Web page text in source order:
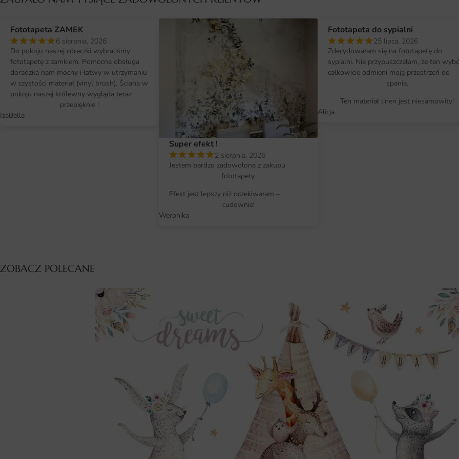
Wymiary na miarę i łatwy montaż
Fototapeta Bajkowy Róż
dopasujesz dokładnie do ściany.
dostosujemy kadr tak, aby
Montaż jest intuicyjny i nie
jest w pasach z naddatkiem oraz
ścianie przebiega sprawnie.
Decydując się na fototapetę
charakter wnętrza i podnosi jego
i solidne materiały przekładają
uniwersalny styl pasujący do
Fototapeta ZAMEK
6 sierpnia, 2026
Do pokoju naszej córeczki wybraliśmy
fototapetę z zamkiem. Pomocna obsługa
doradziła nam mocny i łatwy w utrzymaniu
w czystości materiał (vinyl brush). Ściana w
pokoju naszej królewny wygląda teraz
przepięknie !
IzaBella
Super efekt !
2 sierpnia, 2026
Jestem bardzo zadowolona z zakupu
fototapety.
Efekt jest lepszy niż oczekiwałam –
cudownie!
Weronika
Fototapeta do sypialni
25 lipca, 2026
Zdecydowałam się na fototapetę do
sypialni. Nie przypuszczałam, że ten
całkowicie odmieni moją przestrzeń do
spania.
Ten materiał linen jest niesamowity!
Alicja
ZOBACZ POLECANE